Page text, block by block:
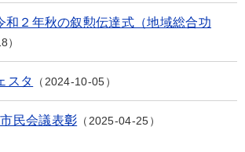
和２年秋の叙勲伝達式（地域総合功
スタ 2024-10-05
民会議表彰 2025-04-25